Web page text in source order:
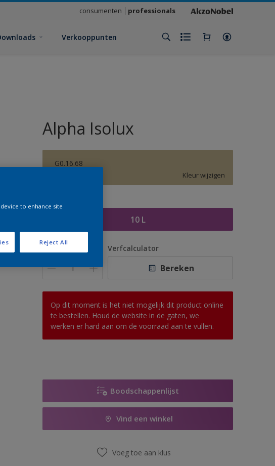
consumenten professionals
Verkooppunten
Alpha Isolux
G0.16.68
Kleur wijzigen
Grootte
10 L
Aantal Verfcalculator
Bereken
Op dit moment is het niet mogelijk dit product online
te bestellen. Houd de website in de gaten, we
werken er hard aan om de voorraad aan te vullen.
Boodschappenlijst
Vind een winkel
Voeg toe aan klus
to enhance site
Reject All